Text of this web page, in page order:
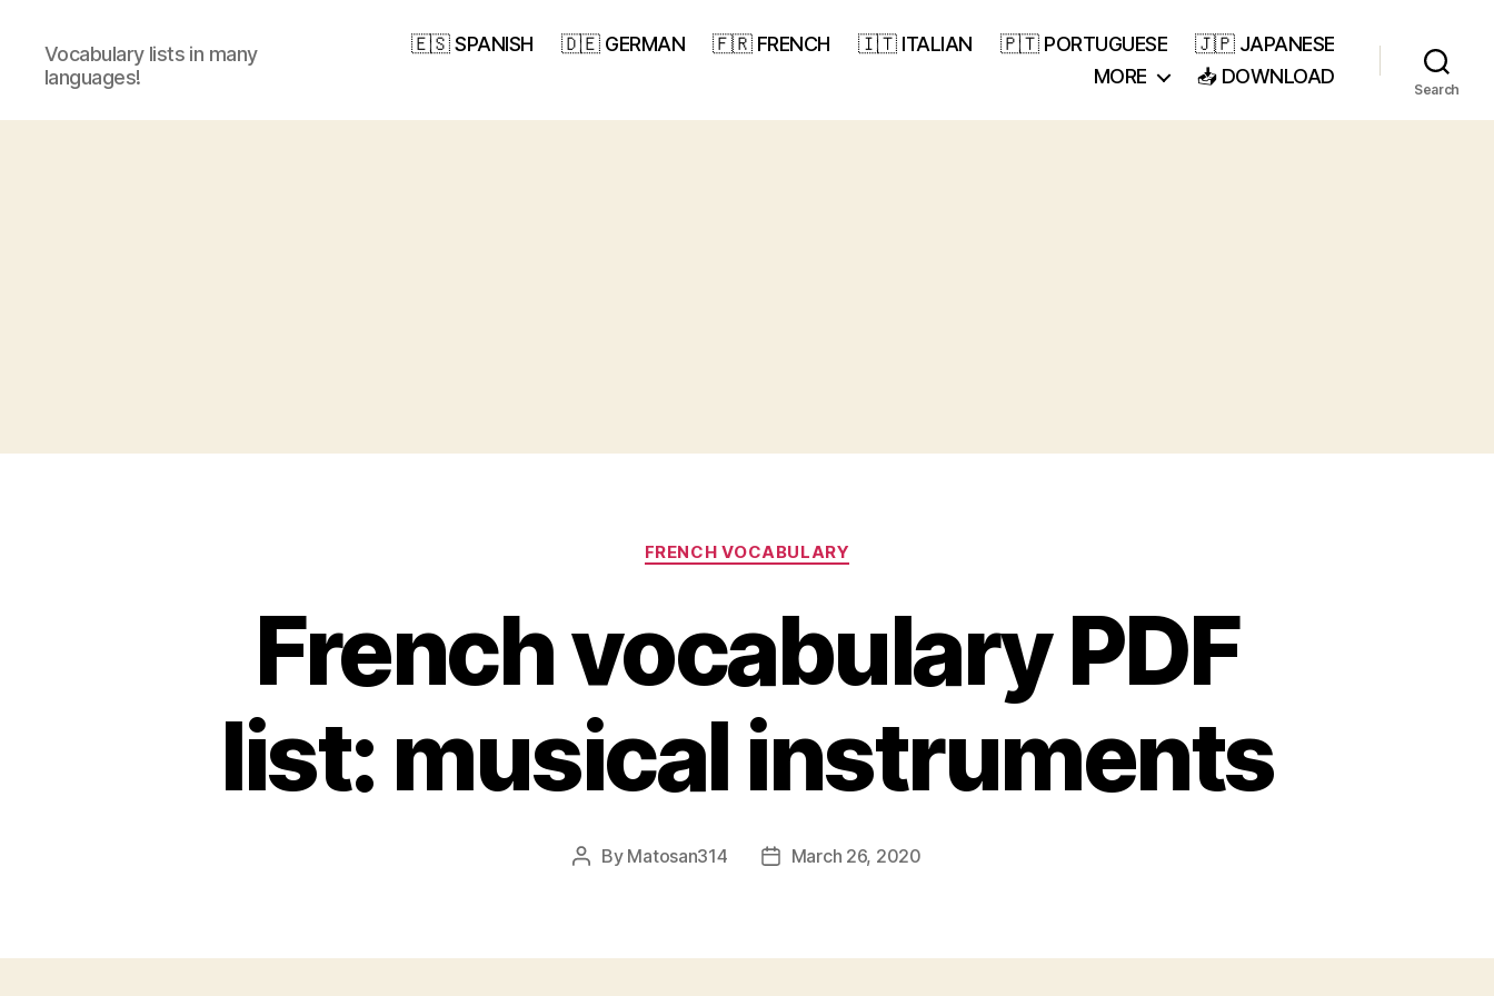
Vocabulary lists in many
languages!
🇪🇸 SPANISH 🇩🇪 GERMAN 🇫🇷 FRENCH 🇮🇹 ITALIAN 🇵🇹 PORTUGUESE
🇯🇵 JAPANESE
MORE
📥 DOWNLOAD
Search
Categories
FRENCH VOCABULARY
French vocabulary PDF
list: musical instruments
Post
By Matosan314
PostMarch 26, 2020